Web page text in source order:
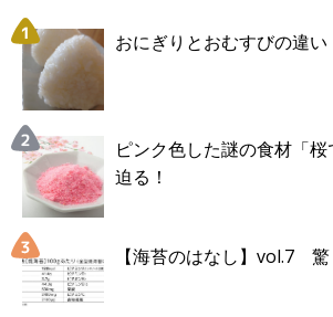
おにぎりとおむすびの違い
ピンク色した謎の食材「
迫る！
【海苔のはなし】vol.7